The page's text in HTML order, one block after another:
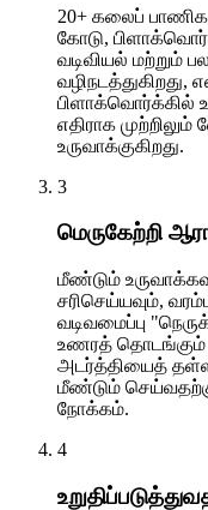
20+ கலைப்
கோடு,
வடிவியல் மற்றும்
வழிநடத்துகிறது,
பிளாக்வொர்க்கில்
எதிராக
உருவாக்குகிறது.
3
மெருகேற்றி
மீண்டும்
சரிசெய்யவும்,
வடிவமைப்பு
உணரத் தொடங்கும்
அடர்த்தியைத்
மீண்டும்
நோக்கம்.
4